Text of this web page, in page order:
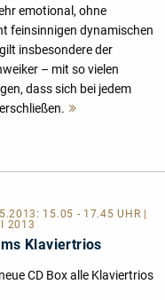
emotional, ohne
feinsinnigen dynamischen
insbesondere der
– mit so vielen
dass sich bei jedem
15.05 - 17.45 UHR |
2013
Klaviertrios
CD Box alle Klaviertrios